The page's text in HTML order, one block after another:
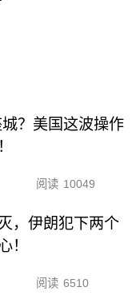
？美国这波操作
阅读 10049
，伊朗犯下两个
！
阅读 6510